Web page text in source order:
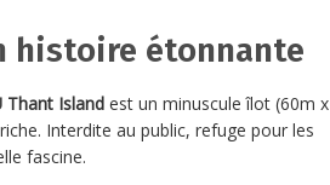
histoire étonnante
Thant Island est un minuscule îlot (60m x
Interdite au public, refuge pour les
fascine.